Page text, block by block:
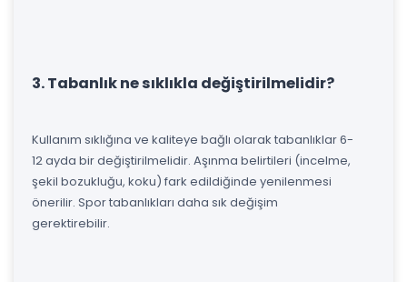
3. Tabanlık ne sıklıkla değiştirilmelidir?
Kullanım sıklığına ve kaliteye bağlı olarak tabanlıklar 6-
12 ayda bir değiştirilmelidir. Aşınma belirtileri (incelme,
şekil bozukluğu, koku) fark edildiğinde yenilenmesi
önerilir. Spor tabanlıkları daha sık değişim
gerektirebilir.